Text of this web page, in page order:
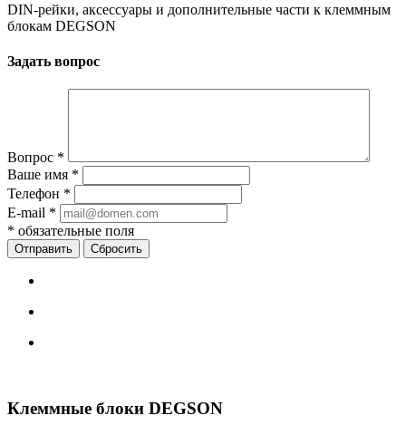
DIN-рейки, аксессуары и дополнительные части к клеммным
блокам DEGSON
Задать вопрос
Вопрос *
Ваше имя *
Телефон *
E-mail *
* обязательные поля
Сбросить
Клеммные блоки DEGSON